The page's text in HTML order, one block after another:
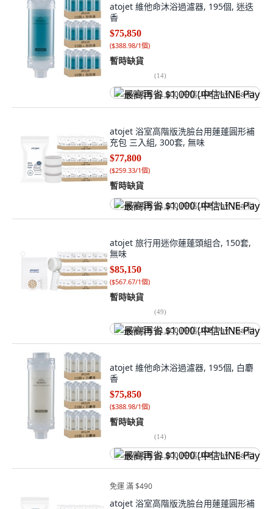
atojet 維他命沐浴過濾器, 195個, 迷迭
香
$75,850
($388.98/1個)
暫時缺貨
(14)
最高再省 $1,000 (中信LINE Pay Visa卡)
atojet 浴室高階版洗臉台用蓮蓬圓形補
充包 三入組, 300套, 無味
$77,800
($259.33/1個)
暫時缺貨
最高再省 $1,000 (中信LINE Pay Visa卡)
atojet 旅行用迷你蓮蓬頭組合, 150套,
無味
$85,150
($567.67/1個)
暫時缺貨
(49)
最高再省 $1,000 (中信LINE Pay Visa卡)
atojet 維他命沐浴過濾器, 195個, 白麝
香
$75,850
($388.98/1個)
暫時缺貨
(14)
最高再省 $1,000 (中信LINE Pay Visa卡)
免運 滿 $490
atojet 浴室高階版洗臉台用蓮蓬圓形補